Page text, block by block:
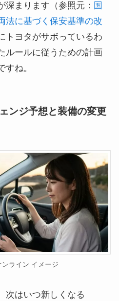
深まります（参照元： 国
法に基づく保安基準の改
トヨタがサボっているわ
ルールに従うための計画
ね。
ンジ予想と装備の変更
ライン イメージ
次はいつ新しくなる